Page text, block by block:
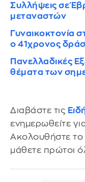
Συλλήψεις σε
μεταναστών
Γυναικοκτονία
ο 41χρονος
Πανελλαδικές
θέματα των
Διαβάστε τις
ενημερωθείτε
Ακολουθήστε το
μάθετε πρώτοι